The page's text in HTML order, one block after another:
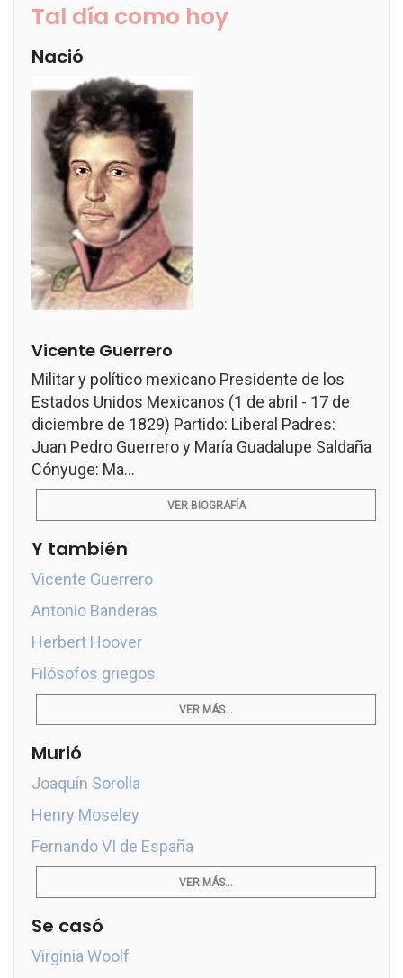
Tal día como hoy
Nació
Vicente Guerrero
Militar y político mexicano Presidente de los
Estados Unidos Mexicanos (1 de abril - 17 de
diciembre de 1829) Partido: Liberal Padres:
Juan Pedro Guerrero y María Guadalupe Saldaña
Cónyuge: Ma...
VER BIOGRAFÍA
Y también
Vicente Guerrero
Antonio Banderas
Herbert Hoover
Filósofos griegos
VER MÁS...
Murió
Joaquín Sorolla
Henry Moseley
Fernando VI de España
VER MÁS...
Se casó
Virginia Woolf